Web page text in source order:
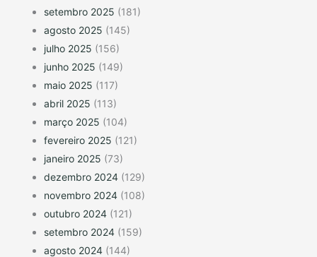
setembro 2025 (181)
agosto 2025 (145)
julho 2025 (156)
junho 2025 (149)
maio 2025 (117)
abril 2025 (113)
março 2025 (104)
fevereiro 2025 (121)
janeiro 2025 (73)
dezembro 2024 (129)
novembro 2024 (108)
outubro 2024 (121)
setembro 2024 (159)
agosto 2024 (144)